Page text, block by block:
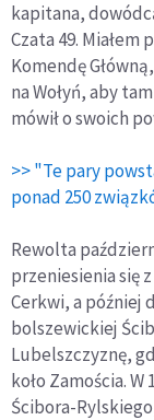
kapitana,
Czata 49.
Komendę
na Wołyń, aby
mówił o swoich
>> "Te pary
ponad 250
Rewolta
przeniesienia się
Cerkwi, a później
bolszewickiej
Lubelszczyznę,
koło Zamościa.
Ścibora-